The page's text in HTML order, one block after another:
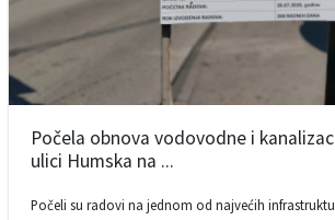
Počela obnova vodovodne i
ulici Humska na ...
Počeli su radovi na jednom od najvećih